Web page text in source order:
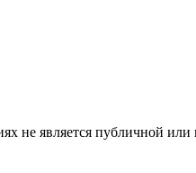
не является публичной